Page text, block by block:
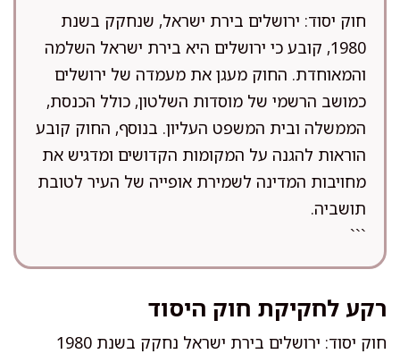
חוק יסוד: ירושלים בירת ישראל, שנחקק בשנת
1980, קובע כי ירושלים היא בירת ישראל השלמה
והמאוחדת. החוק מעגן את מעמדה של ירושלים
כמושב הרשמי של מוסדות השלטון, כולל הכנסת,
הממשלה ובית המשפט העליון. בנוסף, החוק קובע
הוראות להגנה על המקומות הקדושים ומדגיש את
מחויבות המדינה לשמירת אופייה של העיר לטובת
תושביה.
```
רקע לחקיקת חוק היסוד
חוק יסוד: ירושלים בירת ישראל נחקק בשנת 1980